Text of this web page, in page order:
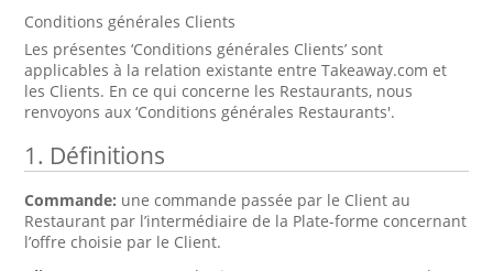
Conditions générales Clients
Les présentes ‘Conditions générales Clients’ sont
applicables à la relation existante entre Takeaway.com et
les Clients. En ce qui concerne les Restaurants, nous
renvoyons aux ‘Conditions générales Restaurants'.
1. Définitions
Commande: une commande passée par le Client au
Restaurant par l’intermédiaire de la Plate-forme concernant
l’offre choisie par le Client.